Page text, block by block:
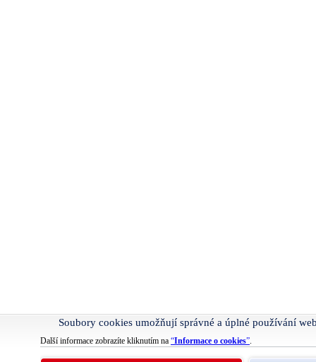
Soubory cookies umožňují správné a úplné používání
Další informace zobrazíte kliknutím na “Informace o cookies”.